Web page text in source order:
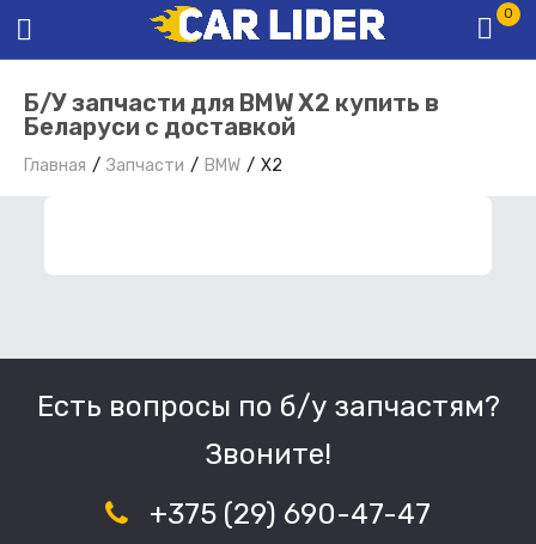
0
Б/У запчасти для BMW X2 купить в
Беларуси с доставкой
Главная Запчасти BMW X2
Есть вопросы по б/у запчастям?
Звоните!
+375 (29) 690-47-47